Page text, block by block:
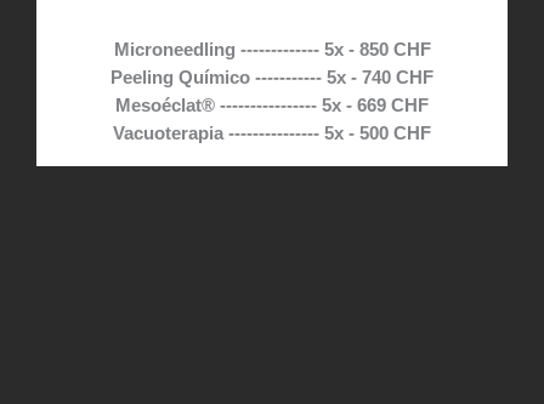
Microneedling ------------- 5x - 850 CHF
Peeling Químico ----------- 5x - 740 CHF
Mesoéclat® ---------------- 5x - 669 CHF
Vacuoterapia --------------- 5x - 500 CHF